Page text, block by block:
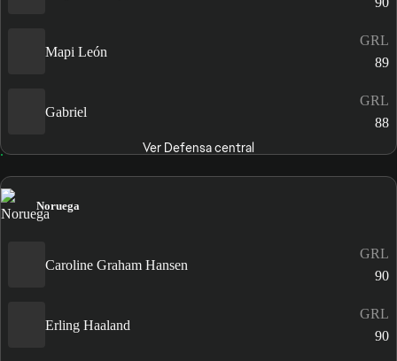
Mapi León
GRL
89
Gabriel
GRL
88
Ver Defensa central
Noruega
Caroline Graham Hansen
GRL
90
Erling Haaland
GRL
90